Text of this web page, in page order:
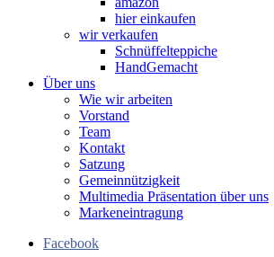
hier einkaufen
wir verkaufen
Schnüffelteppiche
HandGemacht
Über uns
Wie wir arbeiten
Vorstand
Team
Kontakt
Satzung
Gemeinnützigkeit
Multimedia Präsentation über uns
Markeneintragung
Facebook